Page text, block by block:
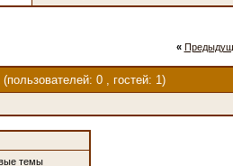
«
(пользователей: 0 , гостей: 1)
темы